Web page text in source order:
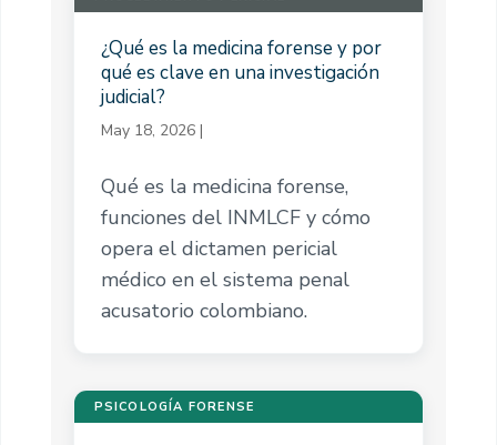
¿Qué es la medicina forense y por
qué es clave en una investigación
judicial?
May 18, 2026|
Qué es la medicina forense,
funciones del INMLCF y cómo
opera el dictamen pericial
médico en el sistema penal
acusatorio colombiano.
PSICOLOGÍA FORENSE